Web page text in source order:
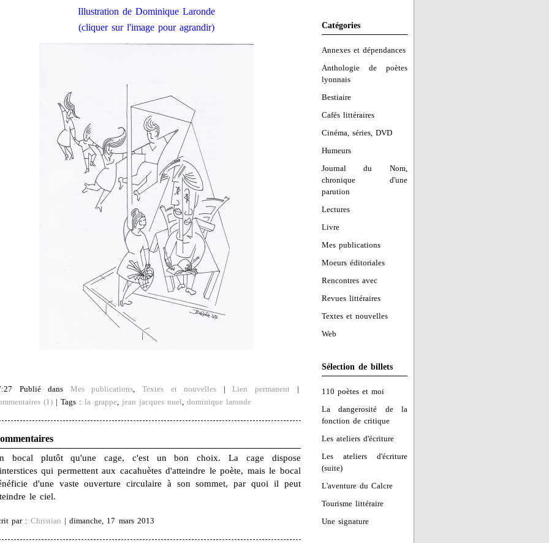
Catégories
Annexes et dépendances
Anthologie de poètes
lyonnais
Bestiaire
Cafés littéraires
Cinéma, séries, DVD
Humeurs
Journal du Nom,
chronique d'une
parution
Lectures
Livre
Mes publications
Moeurs éditoriales
Rencontres avec
Revues littéraires
Textes et nouvelles
Web
Sélection de billets
110 poètes et moi
La dangerosité de la
fonction de critique
Les ateliers d'écriture
Les ateliers d'écriture
(suite)
L'aventure du Calcre
Tourisme littéraire
Une signature
Illustration de Dominique Laronde
(cliquer sur l'image pour agrandir)
Publié dans Mes publications, Textes et nouvelles |Lien permanent|
(1) | Tags :la grappe, jean jacques nuel, dominique laronde
bocal plutôt qu'une cage, c'est un bon choix. La cage dispose
qui permettent aux cacahuètes d'atteindre le poète, mais le bocal
d'une vaste ouverture circulaire à son sommet, par quoi il peut
le ciel.
par :Christian | dimanche, 17 mars 2013